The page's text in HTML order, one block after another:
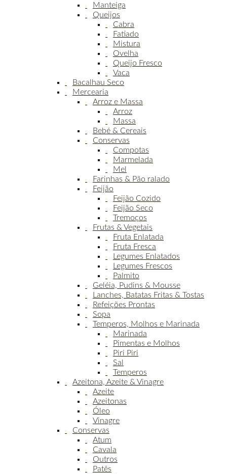
Manteiga
Queijos
Cabra
Fatiado
Mistura
Ovelha
Queijo Fresco
Vaca
Bacalhau Seco
Mercearia
Arroz e Massa
Arroz
Massa
Bebé & Cereais
Conservas
Compotas
Marmelada
Mel
Farinhas & Pão ralado
Feijão
Feijão Cozido
Feijão Seco
Tremoços
Frutas & Vegetais
Fruta Enlatada
Fruta Fresca
Legumes Enlatados
Legumes Frescos
Palmito
Geléia, Pudins & Mousse
Lanches, Batatas Fritas & Tostas
Refeições Prontas
Sopa
Temperos, Molhos e Marinada
Marinada
Pimentas e Molhos
Piri Piri
Sal
Temperos
Azeitona, Azeite & Vinagre
Azeite
Azeitonas
Óleo
Vinagre
Conservas
Atum
Cavala
Outros
Patês